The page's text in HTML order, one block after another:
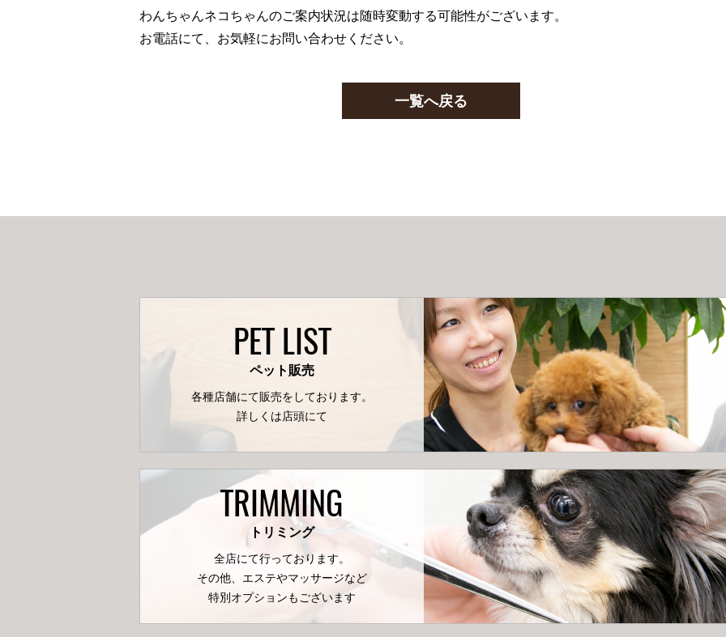
わんちゃんネコちゃんのご案内状況は随時変動する可能性がございます。
お電話にて、お気軽にお問い合わせください。
一覧へ戻る
PET LIST
ペット販売
各種店舗にて販売をしております。
詳しくは店頭にて
TRIMMING
トリミング
全店にて行っております。
その他、エステやマッサージなど
特別オプションもございます